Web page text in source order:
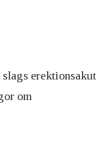
erektionsakut
om